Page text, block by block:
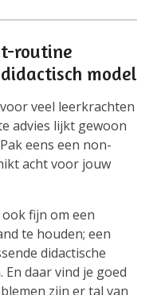
routine
model
veel leerkrachten
advies lijkt gewoon
eens een non-
acht voor jouw
fijn om een
te houden; een
didactische
daar vind je goed
zijn er tal van